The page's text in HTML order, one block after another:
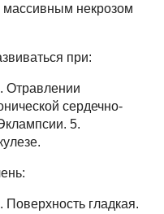
массивным некрозом
при:
Отравлении
сердечно-
5.
гладкая.